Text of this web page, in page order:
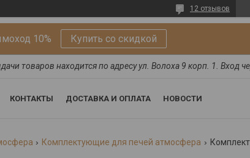
12 отзывов
10% Купить со скидкой
товаров находится по адресу ул. Волоха 9 корп. 1. Вход
КОНТАКТЫ ДОСТАВКА И ОПЛАТА НОВОСТИ
Комплектующие для печей атмосфера